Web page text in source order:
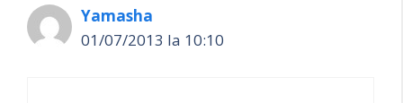
Yamasha
01/07/2013 la 10:10